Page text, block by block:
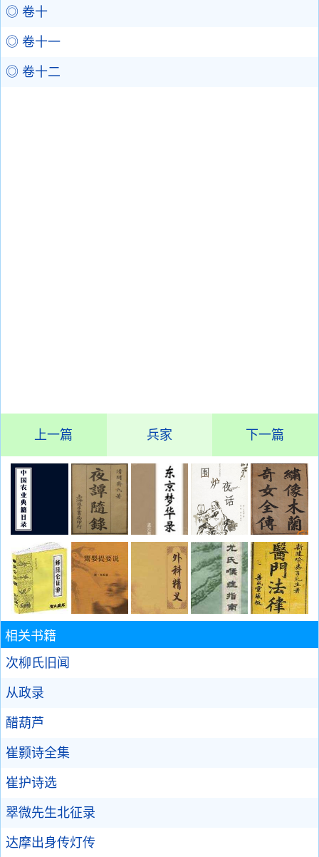
◎ 卷十
◎ 卷十一
◎ 卷十二
上一篇 兵家 下一篇
相关书籍
次柳氏旧闻
从政录
醋葫芦
崔颢诗全集
崔护诗选
翠微先生北征录
达摩出身传灯传